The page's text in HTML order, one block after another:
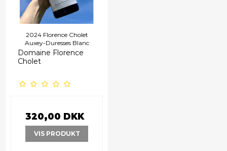
2024 Florence Cholet
Auxey-Duresses Blanc
Domaine Florence
Cholet
320,00 DKK
VIS PRODUKT